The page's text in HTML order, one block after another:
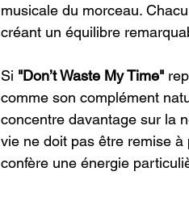
musicale du morceau.
créant un équilibre
Si "Don’t Waste My Time"
comme son complément
concentre davantage sur la
vie ne doit pas être remise
confère une énergie